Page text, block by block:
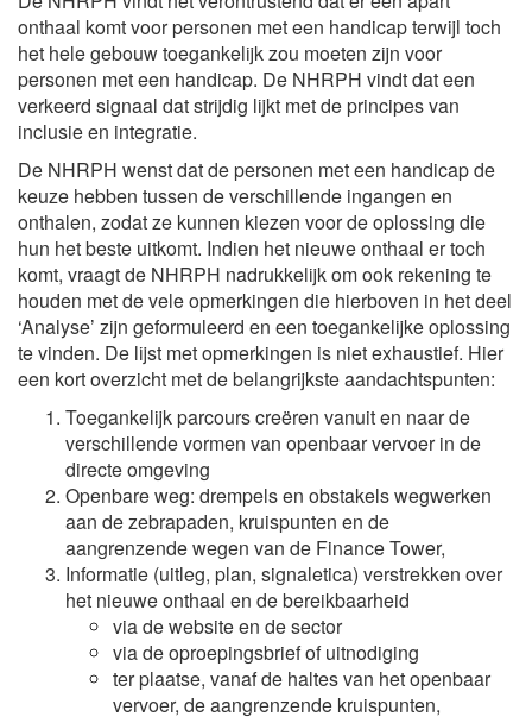
onthaal komt voor personen met een handicap terwijl toch
het hele gebouw toegankelijk zou moeten zijn voor
personen met een handicap. De NHRPH vindt dat een
verkeerd signaal dat strijdig lijkt met de principes van
inclusie en integratie.
De NHRPH wenst dat de personen met een handicap de
keuze hebben tussen de verschillende ingangen en
onthalen, zodat ze kunnen kiezen voor de oplossing die
hun het beste uitkomt. Indien het nieuwe onthaal er toch
komt, vraagt de NHRPH nadrukkelijk om ook rekening te
houden met de vele opmerkingen die hierboven in het deel
‘Analyse’ zijn geformuleerd en een toegankelijke oplossing
te vinden. De lijst met opmerkingen is niet exhaustief. Hier
een kort overzicht met de belangrijkste aandachtspunten:
Toegankelijk parcours creëren vanuit en naar de
verschillende vormen van openbaar vervoer in de
directe omgeving
Openbare weg: drempels en obstakels wegwerken
aan de zebrapaden, kruispunten en de
aangrenzende wegen van de Finance Tower,
Informatie (uitleg, plan, signaletica) verstrekken over
het nieuwe onthaal en de bereikbaarheid
via de website en de sector
via de oproepingsbrief of uitnodiging
ter plaatse, vanaf de haltes van het openbaar
vervoer, de aangrenzende kruispunten,